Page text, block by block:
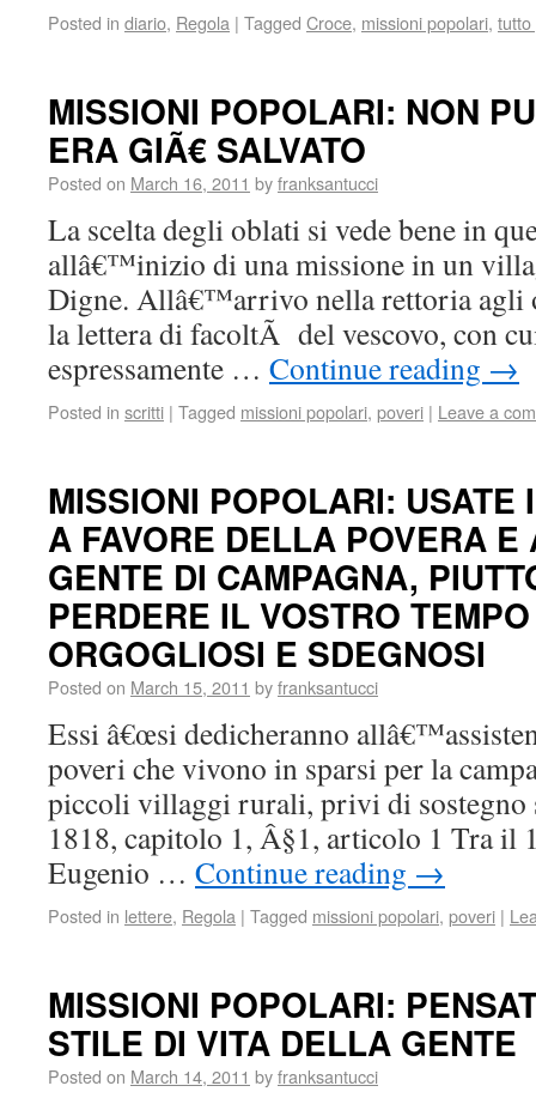
Posted in diario, Regola | Tagged Croce, missioni popolari, tutto
MISSIONI POPOLARI: NON
ERA GIÃ€ SALVATO
Posted on March 16, 2011 byfranksantucci
La scelta degli oblati si vede bene in
allâ€™inizio di una missione in un
Digne. Allâ€™arrivo nella rettoria agli
la lettera di facoltÃ del vescovo, con
espressamente … Continue reading →
Posted in scritti | Tagged missioni popolari, poveri | Leave a
MISSIONI POPOLARI: USATE
A FAVORE DELLA POVERA E
GENTE DI CAMPAGNA,
PERDERE IL VOSTRO
ORGOGLIOSI E SDEGNOSI
Posted on March 15, 2011 byfranksantucci
Essi â€œsi dedicheranno
poveri che vivono in sparsi per la
piccoli villaggi rurali, privi di sostegno
1818, capitolo 1, Â§1, articolo 1 Tra il
Eugenio … Continue reading →
Posted in lettere, Regola | Tagged missioni popolari, poveri |
MISSIONI POPOLARI:
STILE DI VITA DELLA GENTE
Posted on March 14, 2011 byfranksantucci